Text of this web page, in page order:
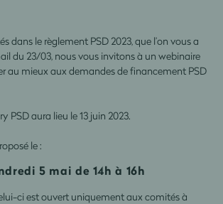
dans le règlement PSD 2023, que l’on vous a
du 23/03, nous vous invitons à un webinaire
au mieux aux demandes de financement PSD
PSD aura lieu le 13 juin 2023.
le :
5 mai de 14h à 16h
ci est ouvert uniquement aux comités à